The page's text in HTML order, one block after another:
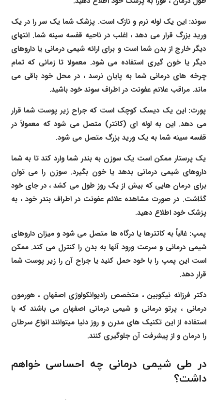
سوند: این یک لوله نرم و نازک است. پزشک شما یک سر را در یک
ورید بزرگ قرار می دهد ، اغلب در ناحیه قفسه سینه شما. انتهای
دیگر خارج از بدن شما است و برای ارائه شیمی درمانی یا داروهای
دیگر یا خون گیری استفاده می شود. معمولا تا زمانی که تمام
چرخه های درمانی شما به پایان نرسد ، در محل خود باقی می
ماند. مراقب علائم عفونت در اطراف سوند خود باشید.
پورت: این یک دیسک کوچک است که جراح زیر پوست شما قرار
می دهد. این به لوله ای (کاتتر) متصل می شود که معمولاً در
قفسه سینه شما به یک ورید بزرگ متصل می شود.
یک پرستار ممکن است یک سوزن به بندر شما وارد کند تا به شما
داروهای شیمی درمانی بدهد یا خون بگیرد. سوزن را می توان
برای درمان هایی که بیش از یک روز طول می کشد ، در جای خود
گذاشت. در صورت مشاهده علائم عفونت در اطراف بندر خود ، به
پزشک خود اطلاع دهید.
پمپ: غالباً به کاتترها یا درگاه ها متصل می شود و میزان داروهای
شیمی درمانی و سرعت ورود آنها به بدن را کنترل می کند. ممکن
است این پمپ را با خود حمل کنید یا جراح آن را زیر پوست شما
قرار دهد.
دکتر فرزانه نیکوبین ، متخصص رادیوانکولوژی اصفهان ، هورمون
درمانی ، پرتو درمانی و شیمی درمانی اصفهان می باشند که با
استفاده از این تکنیک های مدرن و روز دنیا میتوانند انواع سرطان
را درمان و از پیشرفت آن جلوگیری کنند.
در طی شیمی درمانی چه احساسی خواهم
داشت؟